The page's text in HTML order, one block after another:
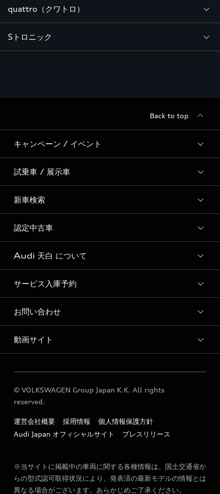
quattro（クワトロ）
Sトロニック
Back to top
キャンペーン / イベント
全国統一イベント
ディーラー独自イベント
試乗車 / 展示車
試乗予約
試乗車・展示車一覧
新車検索
新車検索
認定中古車
Audi認定中古車検索
Audi 天白 について
Audi 天白 店舗情報
Audi 天白 運営会社概要
よくあるご質問
広域地図
サービス入庫予約
Audi 天白 サービス入庫予約
お問い合わせ
各種お問い合わせ
動画サイト
プロモーションムービー
Audi公式YouTubeサイト
© VOLKSWAGEN Group Japan K.K. All rights
reserved.
運営会社概要 採用情報
個人情報保護方針
Audi Japan オフィシャルサイト
プレスリリース
※当サイトに掲載中の車両に関する各種情報は、国土交通省か
らの型式認可取得状況により、発表済の最新モデルの情報とは
異なる場合がございます。あらかじめご了承ください。